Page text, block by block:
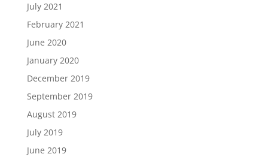
July 2021
February 2021
June 2020
January 2020
December 2019
September 2019
August 2019
July 2019
June 2019